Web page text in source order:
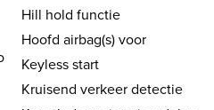
Hill hold functie
Hoofd airbag(s) voor
Keyless start
Kruisend verkeer detectie